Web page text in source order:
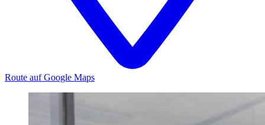
Route auf Google Maps